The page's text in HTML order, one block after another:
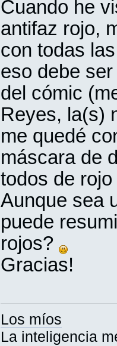
Cuando he
antifaz rojo,
con todas
eso debe
del cómic
Reyes, la(s)
me quedé
máscara de
todos de
Aunque sea
puede
rojos?
Gracias!
Los míos
La inteligencia